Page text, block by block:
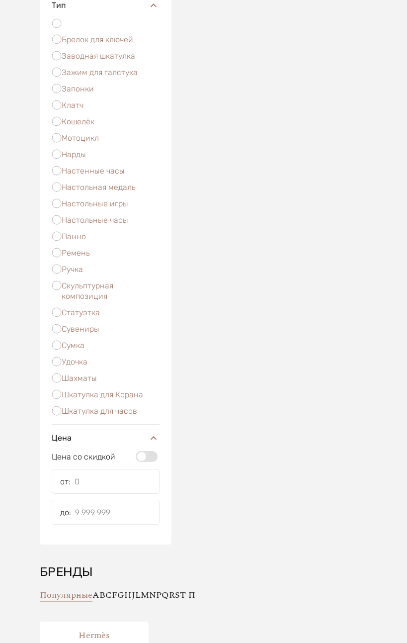
Тип
Брелок для ключей
Заводная шкатулка
Зажим для галстука
Запонки
Клатч
Кошелёк
Мотоцикл
Нарды
Настенные часы
Настольная медаль
Настольные игры
Настольные часы
Панно
Ремень
Ручка
Скульптурная
композиция
Статуэтка
Сувениры
Сумка
Удочка
Шахматы
Шкатулка для Корана
Шкатулка для часов
Цена
Цена со скидкой
от:
до:
БРЕНДЫ
ПопулярныеABCFGHJLMNPQRST П
Hermès